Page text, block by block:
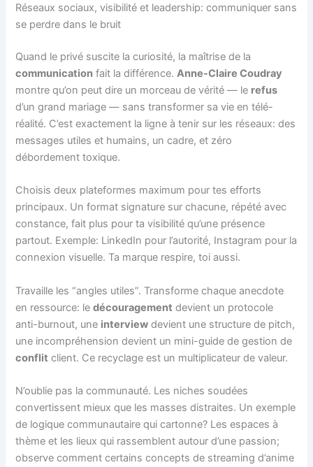
Réseaux sociaux, visibilité et leadership: communiquer sans
se perdre dans le bruit
Quand le privé suscite la curiosité, la maîtrise de la
communication fait la différence.Anne-Claire Coudray
montre qu’on peut dire un morceau de vérité — le refus
d’un grand mariage — sans transformer sa vie en télé-
réalité. C’est exactement la ligne à tenir sur les réseaux: des
messages utiles et humains, un cadre, et zéro
débordement toxique.
Choisis deux plateformes maximum pour tes efforts
principaux. Un format signature sur chacune, répété avec
constance, fait plus pour ta visibilité qu’une présence
partout. Exemple: LinkedIn pour l’autorité, Instagram pour la
connexion visuelle. Ta marque respire, toi aussi.
Travaille les “angles utiles”. Transforme chaque anecdote
en ressource: ledécouragement devient un protocole
anti-burnout, une interview devient une structure de pitch,
une incompréhension devient un mini-guide de gestion de
conflit client. Ce recyclage est un multiplicateur de valeur.
N’oublie pas la communauté. Les niches soudées
convertissent mieux que les masses distraites. Un exemple
de logique communautaire qui cartonne? Les espaces à
thème et les lieux qui rassemblent autour d’une passion;
observe comment certains concepts de streaming d’anime